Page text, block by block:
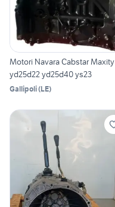
Motori Navara Cabstar Maxity
yd25d22 yd25d40 ys23
Gallipoli(LE)